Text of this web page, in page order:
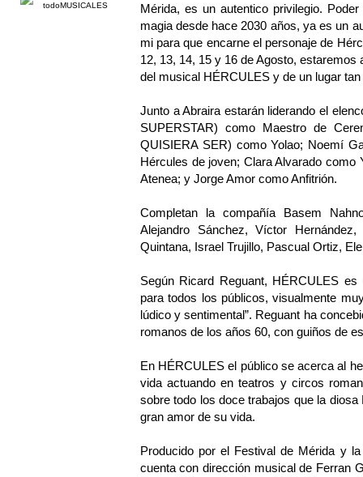
Mérida, es un autentico privilegio.
magia desde hace 2030 años, ya es un
mi para que encarne el personaje de
12, 13, 14, 15 y 16 de Agosto,
del musical HÉRCULES y de un lugar
Junto a Abraira estarán liderando el
SUPERSTAR) como Maestro de
QUISIERA SER) como Yolao; Noemí
Hércules de joven; Clara Alvarado
Atenea; y Jorge Amor como Anfitrión.
Completan la compañía Basem
Alejandro Sánchez, Víctor
Quintana, Israel Trujillo, Pascual Ortiz,
Según Ricard Reguant, HÉRCULES
para todos los públicos, visualmente
lúdico y sentimental”. Reguant ha
romanos de los años 60, con guiños de
En HÉRCULES el público se acerca al
vida actuando en teatros y circos
sobre todo los doce trabajos que la
gran amor de su vida.
Producido por el Festival de Mérida y
cuenta con dirección musical de Ferran